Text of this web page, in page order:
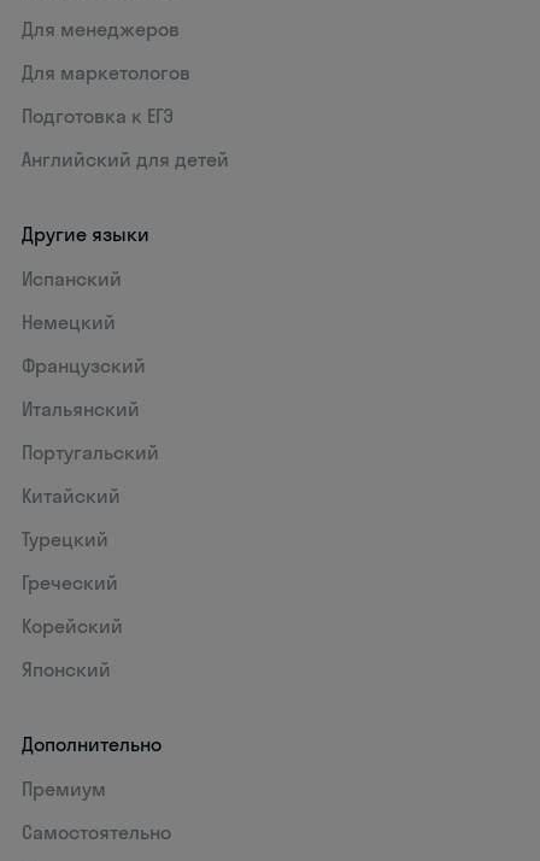
Для менеджеров
Для маркетологов
Подготовка к ЕГЭ
Английский для детей
Другие языки
Испанский
Немецкий
Французский
Итальянский
Португальский
Китайский
Турецкий
Греческий
Корейский
Японский
Дополнительно
Премиум
Самостоятельно